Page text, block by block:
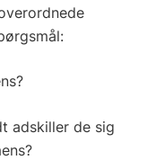
adskiller de sig